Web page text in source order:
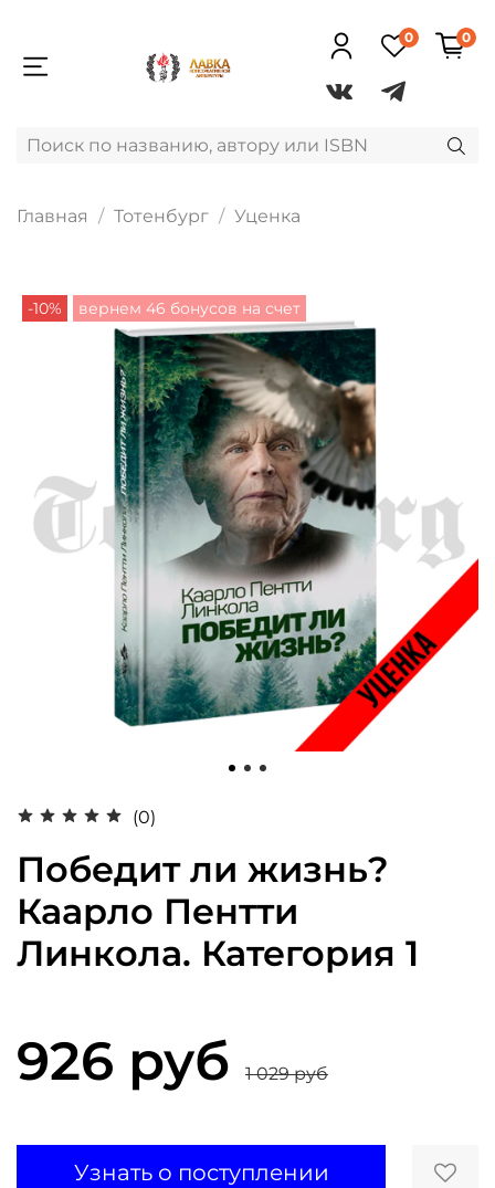
0 0
Главная Тотенбург Уценка
-10% вернем 46 бонусов на счет
(0)
Победит ли жизнь?
Каарло Пентти
Линкола. Категория 1
926 руб 1 029 руб
Узнать о поступлении